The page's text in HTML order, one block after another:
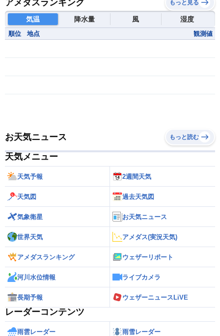
アメダスランキング もっと見る
気温 降水量 風 湿度
順位 地点 観測値
お天気ニュース もっと読む
天気メニュー
天気予報 2週間天気
天気図 過去天気図
気象衛星 お天気ニュース
世界天気 アメダス(実況天気)
アメダスランキング ウェザーリポート
河川水位情報 ライブカメラ
長期予報 ウェザーニュースLiVE
レーダーコンテンツ
雨雲レーダー 雨雪レーダー